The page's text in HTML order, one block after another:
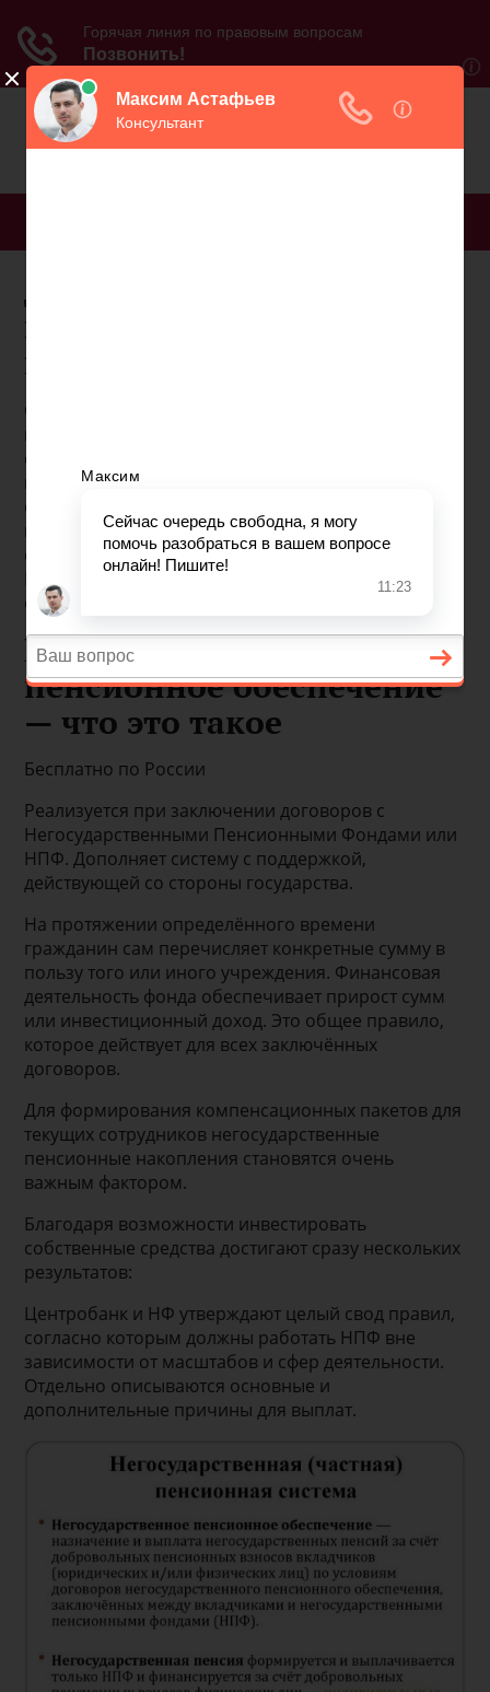
Дополнительное
пенсионное обеспечение
на предприятии
Сейчас страна работает с двумя системами
пенсионного обеспечения граждан. Такой шаг
стал необходимостью из-за увеличения
количества действующих пенсионеров по
отношению к другим категориям трудоспособного
населения. Негосударственный вариант был
создан ещё в 1992, соответствующим указом
Президента. В период со сложной экономической
обстановкой такие указы имели силу закона.
Негосударственное
пенсионное обеспечение
— что это такое
Бесплатно по России
Реализуется при заключении договоров с
Негосударственными Пенсионными Фондами или
НПФ. Дополняет систему с поддержкой,
действующей со стороны государства.
На протяжении определённого времени
гражданин сам перечисляет конкретные сумму в
пользу того или иного учреждения. Финансовая
деятельность фонда обеспечивает прирост сумм
или инвестиционный доход. Это общее правило,
которое действует для всех заключённых
договоров.
Для формирования компенсационных пакетов для
текущих сотрудников негосударственные
пенсионные накопления становятся очень
важным фактором.
Благодаря возможности инвестировать
собственные средства достигают сразу нескольких
результатов:
Центробанк и НФ утверждают целый свод правил,
согласно которым должны работать НПФ вне
зависимости от масштабов и сфер деятельности.
Отдельно описываются основные и
дополнительные причины для выплат.